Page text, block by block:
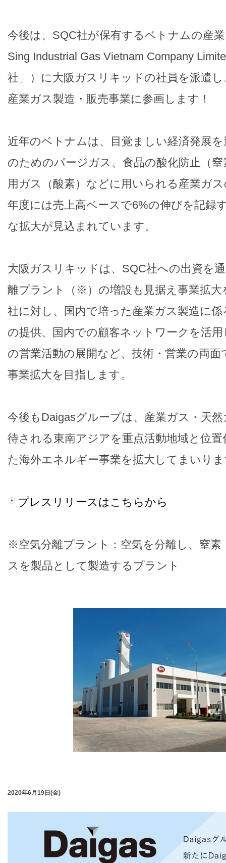
今後は、SQC社が保有するベトナムの産
Sing Industrial Gas Vietnam Company
社」）に大阪ガスリキッドの社員を派遣
産業ガス製造・販売事業に参画します！
近年のベトナムは、目覚ましい経済発展
のためのパージガス、食品の酸化防止（
用ガス（酸素）などに用いられる産業ガ
年度には売上高ベースで6%の伸びを記録
な拡大が見込まれています。
大阪ガスリキッドは、SQC社への出資を
離プラント（※）の増設も見据え事業拡大
社に対し、国内で培った産業ガス製造に
の提供、国内での顧客ネットワークを活
の営業活動の展開など、技術・営業の両
事業拡大を目指します。
今後もDaigasグループは、産業ガス・天
待される東南アジアを重点活動地域と位
た海外エネルギー事業を拡大してまいり
プレスリリースはこちらから
※空気分離プラント：空気を分離し、窒素
スを製品として製造するプラント
2020年6月19日(金)